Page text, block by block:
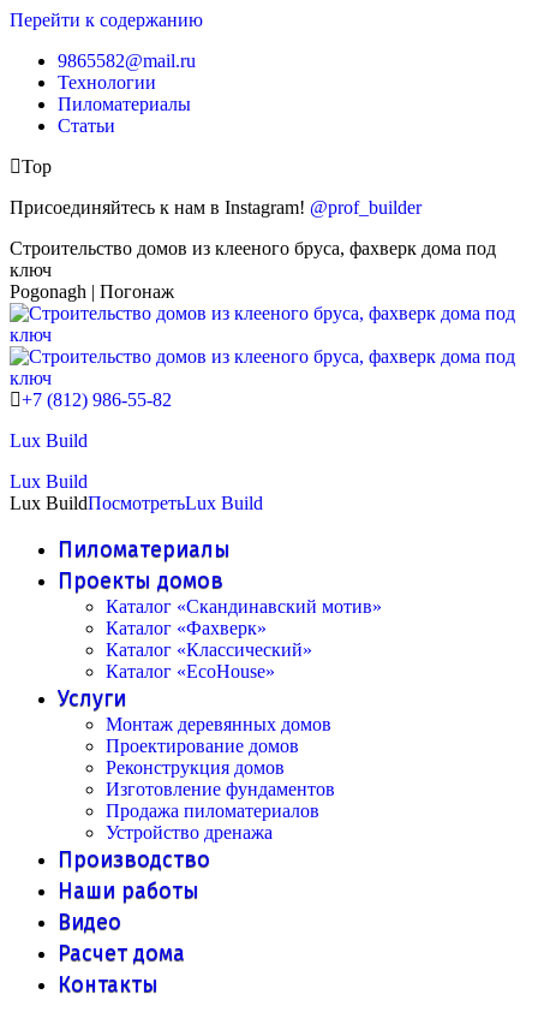
Перейти к содержанию
9865582@mail.ru
Технологии
Пиломатериалы
Статьи
Top
Присоединяйтесь к нам в Instagram! @prof_builder
Строительство домов из клееного бруса, фахверк дома под
ключ
Pogonagh | Погонаж
+7 (812) 986-55-82
Lux Build
Lux Build
Lux BuildПосмотретьLux Build
Пиломатериалы
Проекты домов
Каталог «Скандинавский мотив»
Каталог «Фахверк»
Каталог «Классический»
Каталог «EcoHouse»
Услуги
Монтаж деревянных домов
Проектирование домов
Реконструкция домов
Изготовление фундаментов
Продажа пиломатериалов
Устройство дренажа
Производство
Наши работы
Видео
Расчет дома
Контакты